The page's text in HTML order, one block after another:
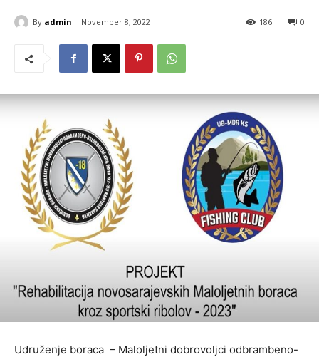
By admin November 8, 2022 0
186
Udruženje boraca – Maloljetni dobrovoljci odbrambeno-